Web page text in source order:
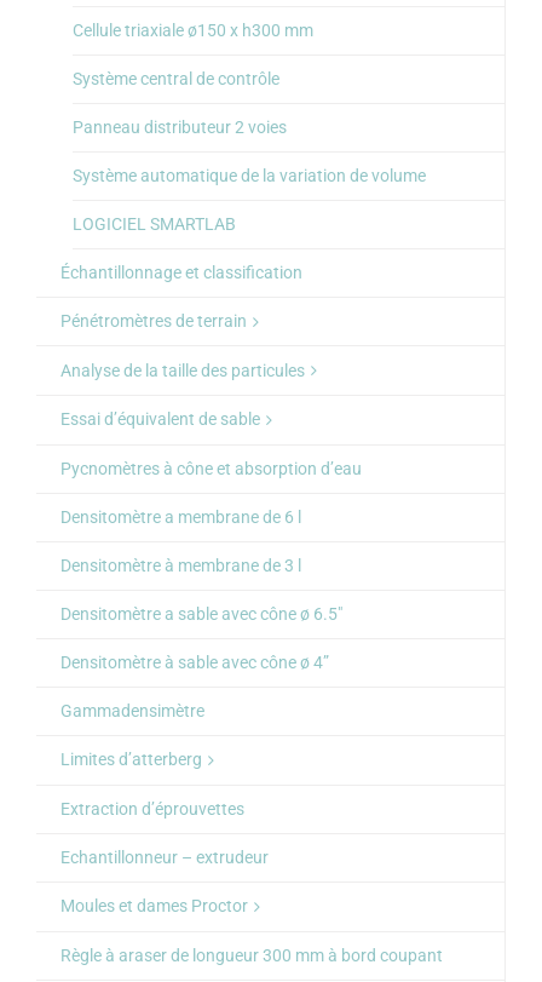
Cellule triaxiale ø150 x h300 mm
Système central de contrôle
Panneau distributeur 2 voies
Système automatique de la variation de volume
LOGICIEL SMARTLAB
Échantillonnage et classification
Pénétromètres de terrain
Analyse de la taille des particules
Essai d’équivalent de sable
Pycnomètres à cône et absorption d’eau
Densitomètre a membrane de 6 l
Densitomètre à membrane de 3 l
Densitomètre a sable avec cône ø 6.5″
Densitomètre à sable avec cône ø 4”
Gammadensimètre
Limites d’atterberg
Extraction d’éprouvettes
Echantillonneur – extrudeur
Moules et dames Proctor
Règle à araser de longueur 300 mm à bord coupant